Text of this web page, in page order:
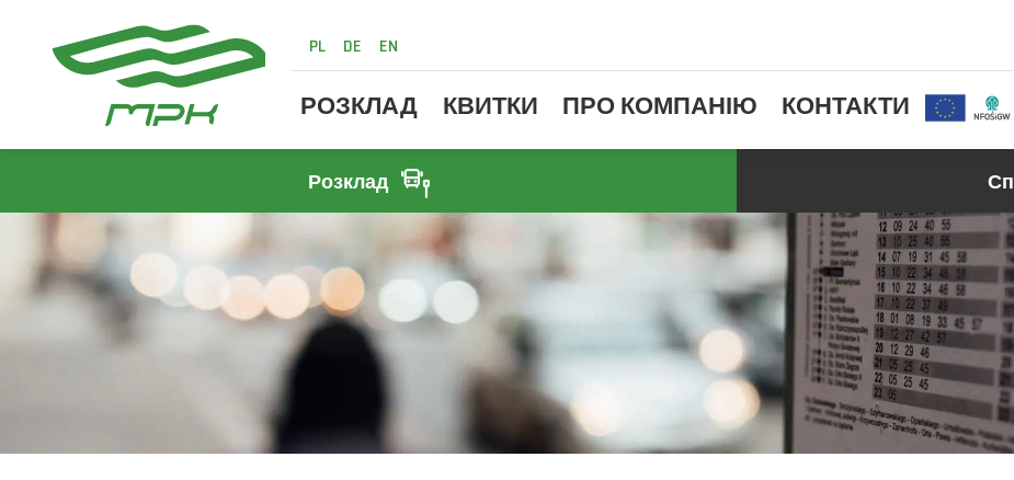
PL DE EN
РОЗКЛАД КВИТКИ ПРО КОМПАНІЮ КОНТАКТИ
Розклад